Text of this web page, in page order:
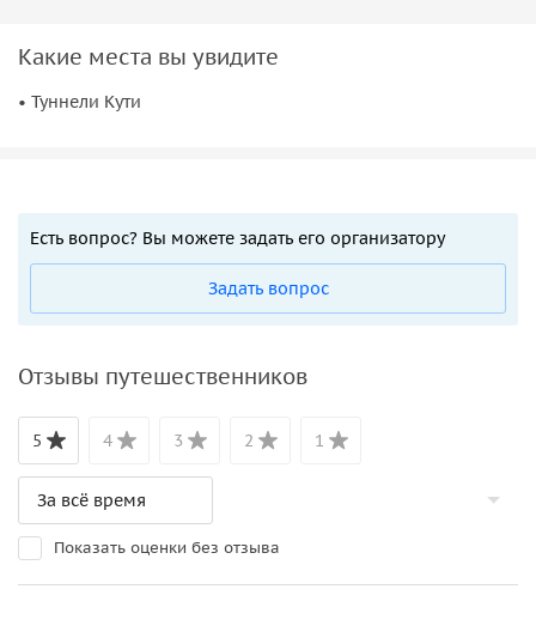
Какие места вы увидите
• Туннели Кути
Есть вопрос? Вы можете задать его организатору
Задать вопрос
Отзывы путешественников
5 4 3 2 1
Показать оценки без отзыва